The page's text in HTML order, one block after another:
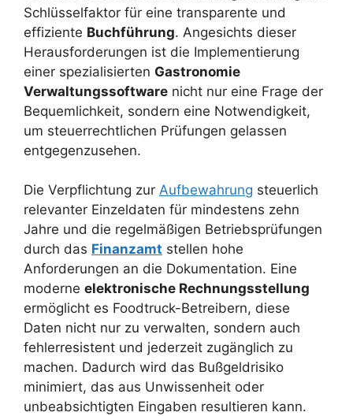
Schlüsselfaktor für eine transparente und
effiziente Buchführung. Angesichts dieser
Herausforderungen ist die Implementierung
einer spezialisierten Gastronomie
Verwaltungssoftware nicht nur eine Frage der
Bequemlichkeit, sondern eine Notwendigkeit,
um steuerrechtlichen Prüfungen gelassen
entgegenzusehen.
Die Verpflichtung zur Aufbewahrung steuerlich
relevanter Einzeldaten für mindestens zehn
Jahre und die regelmäßigen Betriebsprüfungen
durch das Finanzamt stellen hohe
Anforderungen an die Dokumentation. Eine
moderne elektronische Rechnungsstellung
ermöglicht es Foodtruck-Betreibern, diese
Daten nicht nur zu verwalten, sondern auch
fehlerresistent und jederzeit zugänglich zu
machen. Dadurch wird das Bußgeldrisiko
minimiert, das aus Unwissenheit oder
unbeabsichtigten Eingaben resultieren kann.